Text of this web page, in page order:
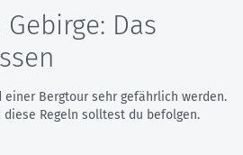
Das
Bergtour sehr gefährlich werden.
Regeln solltest du befolgen.